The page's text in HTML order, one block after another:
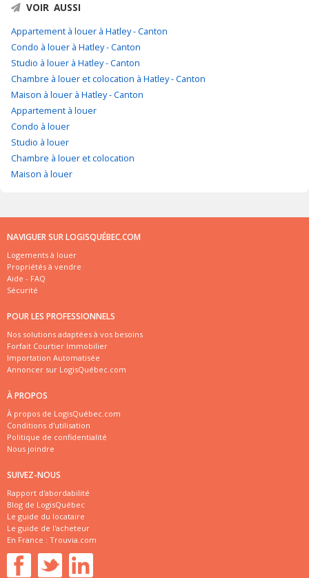
VOIR AUSSI
Appartement à louer à Hatley - Canton
Condo à louer à Hatley - Canton
Studio à louer à Hatley - Canton
Chambre à louer et colocation à Hatley - Canton
Maison à louer à Hatley - Canton
Appartement à louer
Condo à louer
Studio à louer
Chambre à louer et colocation
Maison à louer
NAVIGUER SUR LOGISQUÉBEC.COM
Logements à louer
Propriétés à vendre
Aide - FAQ
Sécurité
POUR LES PROFESSIONNELS
Nos solutions adaptées à vos besoins
Forfait Courtier Immobilier
Importation Automatisée
Annoncer sur LogisQuébec.com
À PROPOS
À propos de LogisQuébec.com
Conditions d'utilisation
Politique de confidentialité
Nous joindre
SUIVEZ-NOUS
Rapport d'abordabilité
Blog de LogisQuébec
Le guide du locataire
Le guide de l'acheteur
En France : Trouvia.com